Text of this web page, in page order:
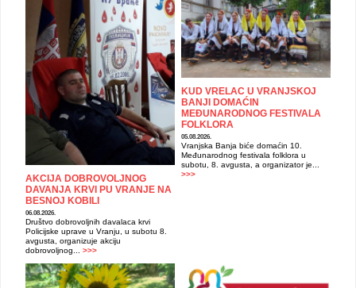
AKCIJA DOBROVOLJNOG
DAVANJA KRVI PU VRANJE NA
BESNOJ KOBILI
06.08.2026.
Društvo dobrovoljnih davalaca krvi
Policijske uprave u Vranju, u subotu 8.
avgusta, organizuje akciju
dobrovoljnog... >>>
KUD VRELAC U VRANJSKOJ
BANJI DOMAĆIN
MEĐUNARODNOG FESTIVALA
FOLKLORA
05.08.2026.
Vranjska Banja biće domaćin 10.
Međunarodnog festivala folklora u
subotu, 8. avgusta, a organizator je...
>>>